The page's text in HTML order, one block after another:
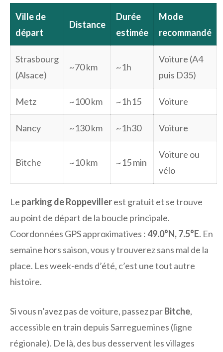
Ville de
départ
Distance
Durée
estimée
Mode
recommandé
Strasbourg
(Alsace)
~70 km ~1h
Voiture (A4
puis D35)
Metz ~100 km ~1h15 Voiture
Nancy ~130 km ~1h30 Voiture
Bitche ~10 km ~15 min
Voiture ou
vélo
Le parking de Roppevillerest gratuit et se trouve
au point de départ de la boucle principale.
Coordonnées GPS approximatives :49.0°N, 7.5°E. En
semaine hors saison, vous y trouverez sans mal de la
place. Les week-ends d’été, c’est une tout autre
histoire.
Si vous n’avez pas de voiture, passez parBitche,
accessible en train depuis Sarreguemines (ligne
régionale). De là, des bus desservent les villages